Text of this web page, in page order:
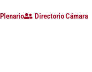
Plenario Directorio Cámara